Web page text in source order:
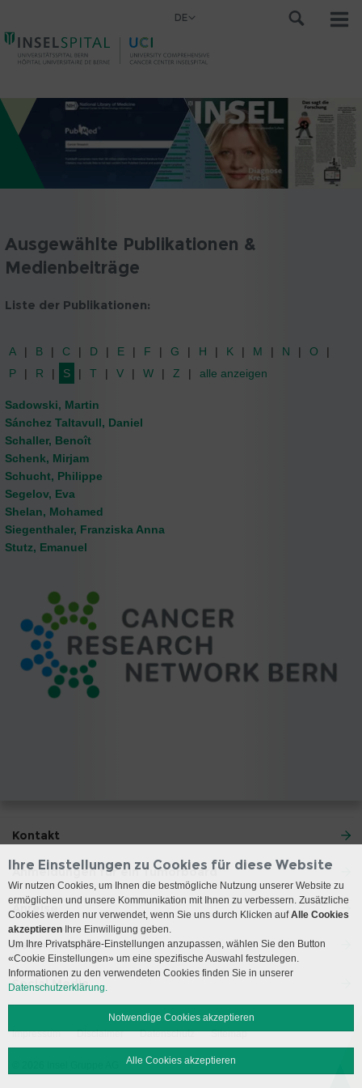
DE
Ausgewählte Publikationen &
Medienbeiträge
Liste der Publikationen:
A B C D E F G H K M N
O
P
R S T V W Z alle anzeigen
Sadowski, Martin
Sánchez Taltavull, Daniel
Schaller, Benoît
Schenk, Mirjam
Schucht, Philippe
Segelov, Eva
Shelan, Mohamed
Siegenthaler, Franziska Anna
Stutz, Emanuel
Kontakt
Anmeldungen für ein Tumorboard
Anreise
Besuchszeiten
Social Media
Impressum Disclaimer Datenschutz Sitemap
Ihre Einstellungen zu Cookies für diese Website
Wir nutzen Cookies, um Ihnen die bestmögliche Nutzung unserer Website zu
ermöglichen und unsere Kommunikation mit Ihnen zu verbessern. Zusätzliche
Cookies werden nur verwendet, wenn Sie uns durch Klicken aufAlle Cookies
akzeptieren Ihre Einwilligung geben.
Um Ihre Privatsphäre-Einstellungen anzupassen, wählen Sie den Button
«Cookie Einstellungen» um eine spezifische Auswahl festzulegen.
Informationen zu den verwendeten Cookies finden Sie in unserer
Datenschutzerklärung.
Notwendige Cookies akzeptieren
Alle Cookies akzeptieren